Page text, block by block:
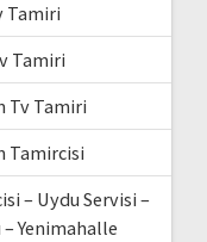
Tamiri
Tamiri
Tv Tamiri
Tamircisi
– Uydu Servisi –
Yenimahalle